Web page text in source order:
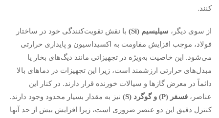
کنند.
از سوی دیگر، سیلیسیم (Si)
با نقش تقویت‌کنندگی خود در ساختار
فولاد، موجب افزایش مقاومت به اکسیداسیون و پایداری حرارتی
می‌شود. این خاصیت به‌ویژه در تجهیزاتی مانند دیگ‌های بخار یا
مبدل‌های حرارتی ارزشمند است، زیرا این تجهیزات در دماهای بالا
دائماً در معرض گازها و سیالات خورنده قرار دارند. در کنار این
عناصر، فسفر (P) و گوگرد (S)
نیز به مقدار بسیار محدود وجود دارند.
کنترل دقیق این دو عنصر ضروری است، زیرا افزایش بیش از حد آنها